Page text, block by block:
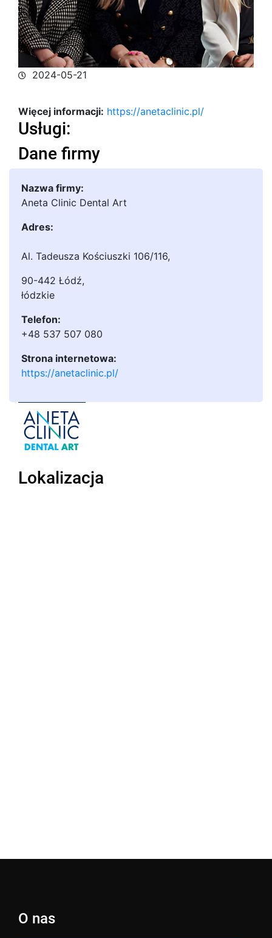
2024-05-21
Więcej informacji: https://anetaclinic.pl/
Usługi:
Dane firmy
Nazwa firmy:
Aneta Clinic Dental Art
Adres:
Al. Tadeusza Kościuszki 106/116,
90-442 Łódź,
łódzkie
Telefon:
+48 537 507 080
Strona internetowa:
https://anetaclinic.pl/
Lokalizacja
O nas